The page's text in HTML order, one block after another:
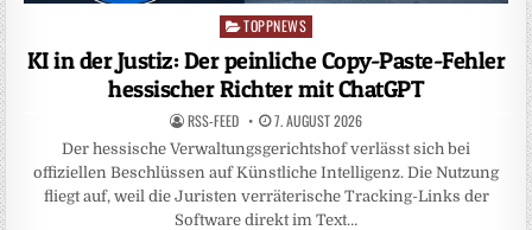
Posted
TOPPNEWS
KI in der Justiz: Der peinliche Copy-Paste-Fehler
hessischer Richter mit ChatGPT
RSS-FEED 7. AUGUST 2026
Der hessische Verwaltungsgerichtshof verlässt sich bei
offiziellen Beschlüssen auf Künstliche Intelligenz. Die Nutzung
fliegt auf, weil die Juristen verräterische Tracking-Links der
Software direkt im Text…